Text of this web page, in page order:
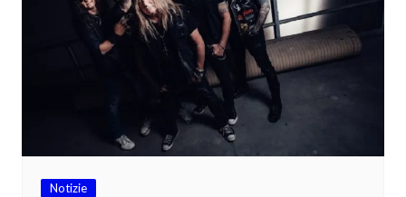
Notizie